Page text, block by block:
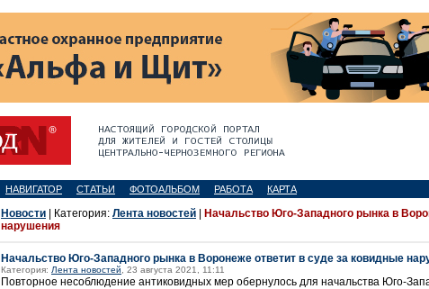
НАВИГАТОР СТАТЬИ ФОТОАЛЬБОМ РАБОТА КАРТА
Новости | Категория: Лента новостей
Начальство Юго-Западного рынка в
нарушения
Начальство Юго-Западного рынка в Воронеже ответит в суде за ковидные
Категория: Лента новостей , 23 августа 2021, 11:11
Повторное несоблюдение антиковидных мер обернулось для начальства Юго-